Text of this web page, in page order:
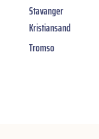
Stavanger
Kristiansand
Tromso